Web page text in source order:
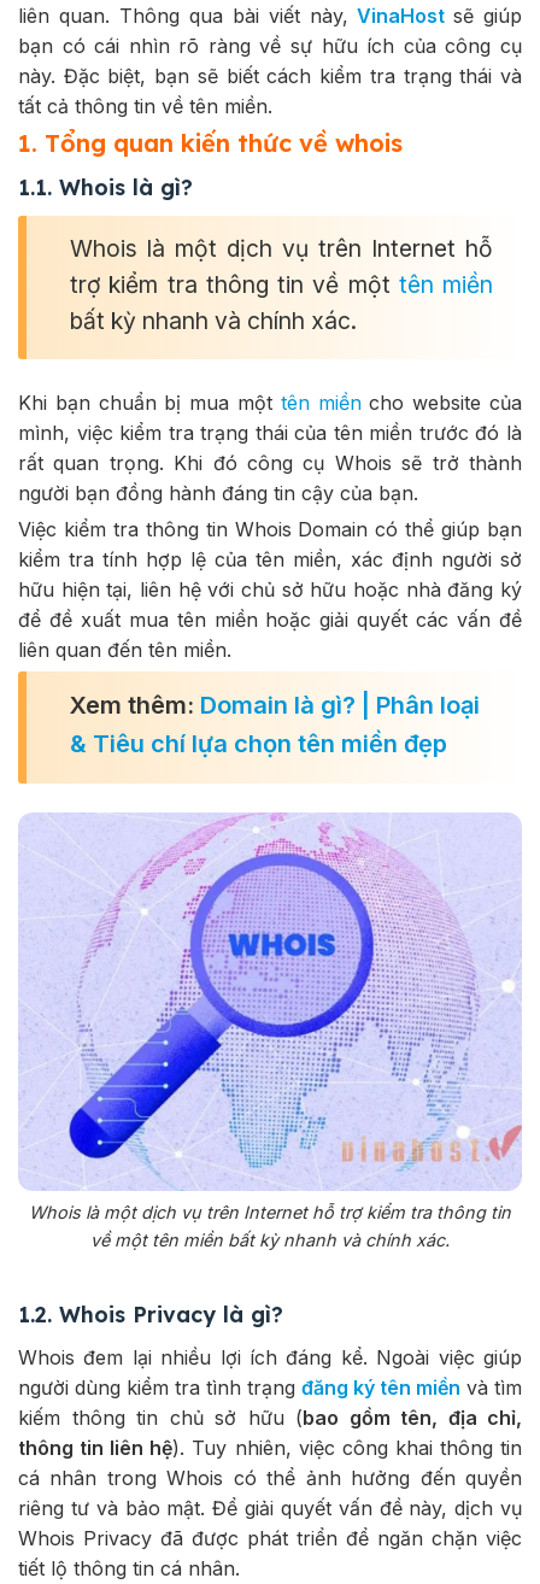
liên quan. Thông qua bài viết này, VinaHost sẽ giúp
bạn có cái nhìn rõ ràng về sự hữu ích của công cụ
này. Đặc biệt, bạn sẽ biết cách kiểm tra trạng thái và
tất cả thông tin về tên miền.
1. Tổng quan kiến thức về whois
1.1. Whois là gì?
Whois là một dịch vụ trên Internet hỗ
trợ kiểm tra thông tin về một tên miền
bất kỳ nhanh và chính xác.
Khi bạn chuẩn bị mua một tên miềncho website của
mình, việc kiểm tra trạng thái của tên miền trước đó là
rất quan trọng. Khi đó công cụ Whois sẽ trở thành
người bạn đồng hành đáng tin cậy của bạn.
Việc kiểm tra thông tin Whois Domain có thể giúp bạn
kiểm tra tính hợp lệ của tên miền, xác định người sở
hữu hiện tại, liên hệ với chủ sở hữu hoặc nhà đăng ký
để đề xuất mua tên miền hoặc giải quyết các vấn đề
liên quan đến tên miền.
Xem thêm: Domain là gì? | Phân loại
& Tiêu chí lựa chọn tên miền đẹp
Whois là một dịch vụ trên Internet hỗ trợ kiểm tra thông tin
về một tên miền bất kỳ nhanh và chính xác.
1.2. Whois Privacy là gì?
Whois đem lại nhiều lợi ích đáng kể. Ngoài việc giúp
người dùng kiểm tra tình trạng đăng ký tên miền và tìm
kiếm thông tin chủ sở hữu (bao gồm tên, địa chỉ,
thông tin liên hệ). Tuy nhiên, việc công khai thông tin
cá nhân trong Whois có thể ảnh hưởng đến quyền
riêng tư và bảo mật. Để giải quyết vấn đề này, dịch vụ
Whois Privacy đã được phát triển để ngăn chặn việc
tiết lộ thông tin cá nhân.